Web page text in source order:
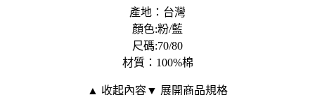
產地：台灣
顏色:粉/藍
尺碼:70/80
材質：100%棉
▲ 收起內容▼ 展開商品規格